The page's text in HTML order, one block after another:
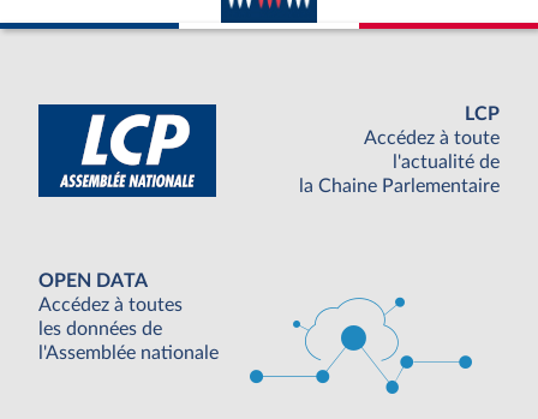
LCP
Accédez à toute
l'actualité de
la Chaine Parlementaire
OPEN DATA
Accédez à toutes
les données de
l'Assemblée nationale